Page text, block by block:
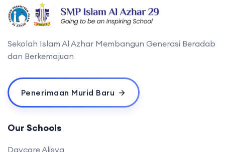
Sekolah Islam Al Azhar Membangun Generasi Beradab
dan Berkemajuan
Penerimaan Murid Baru
Our Schools
Daycare Alisya